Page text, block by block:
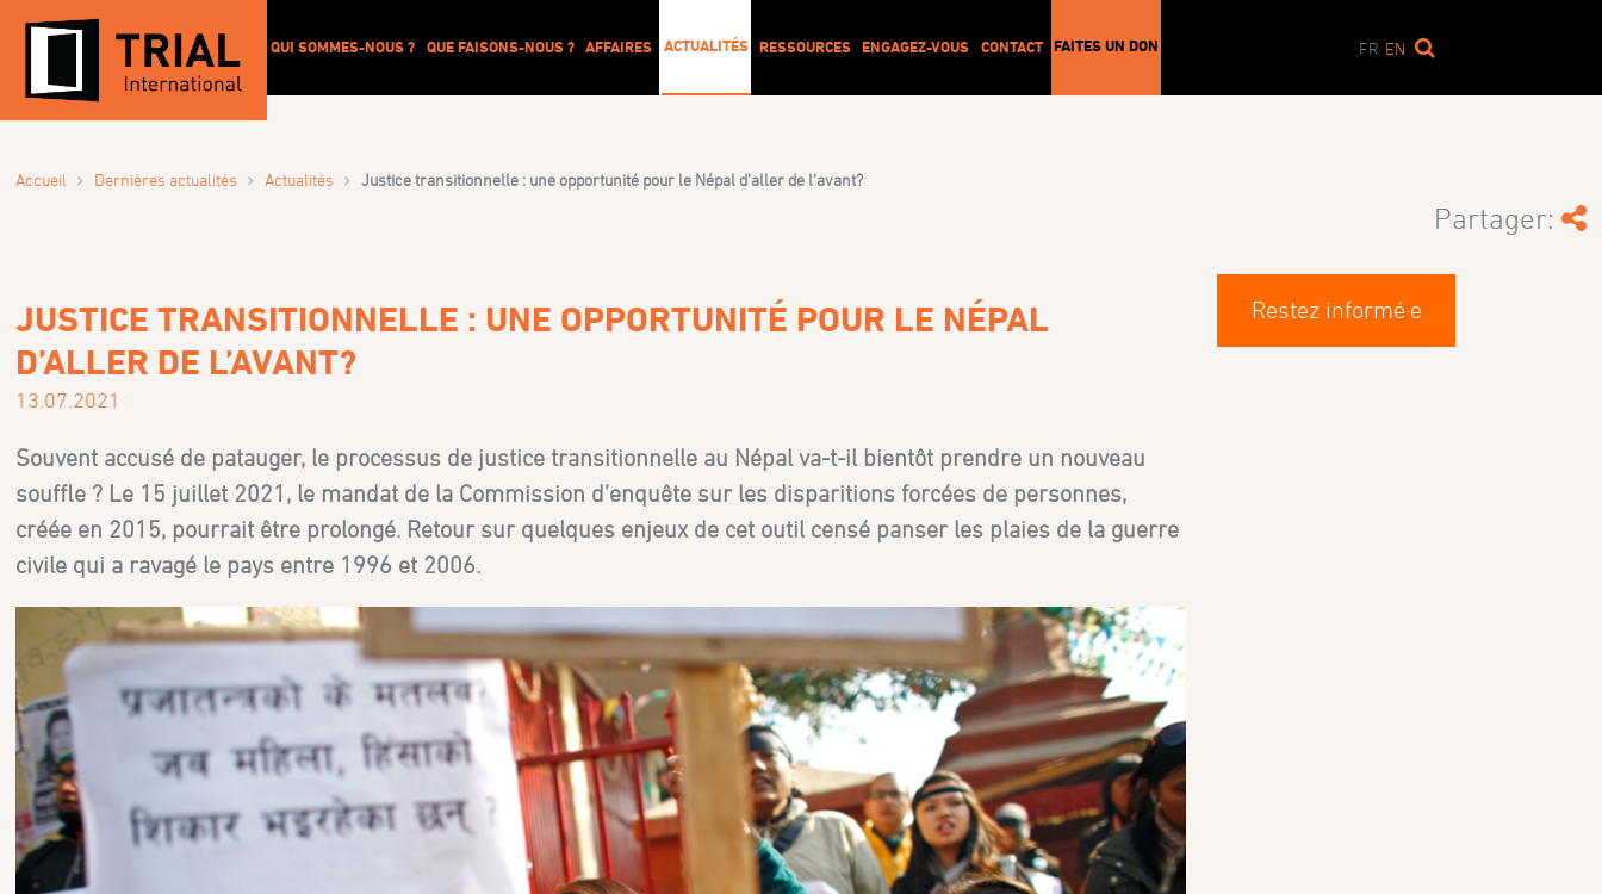
QUI SOMMES-NOUS ? QUE FAISONS-NOUS ? AFFAIRES ACTUALITÉS RESSOURCES ENGAGEZ-VOUS CONTACT FAITES UN DON FR EN
Accueil › Dernières actualités › Actualités › Justice transitionnelle : une opportunité pour le Népal d’aller de l’avant?
Partager:
JUSTICE TRANSITIONNELLE : UNE OPPORTUNITÉ POUR LE NÉPAL
D’ALLER DE L’AVANT?
13.07.2021
Souvent accusé de patauger, le processus de justice transitionnelle au Népal va-t-il bientôt prendre un nouveau
souffle ? Le 15 juillet 2021, le mandat de la Commission d’enquête sur les disparitions forcées de personnes,
créée en 2015, pourrait être prolongé. Retour sur quelques enjeux de cet outil censé panser les plaies de la guerre
civile qui a ravagé le pays entre 1996 et 2006.
Restez informé·e